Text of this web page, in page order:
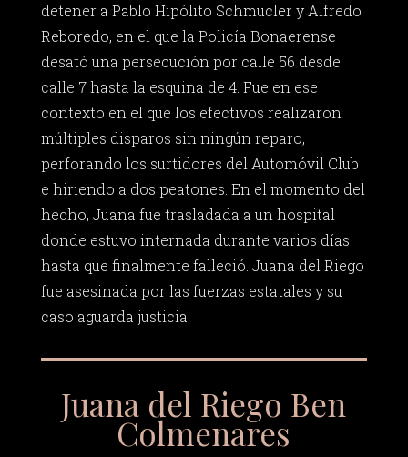
detener a Pablo Hipólito Schmucler y Alfredo
Reboredo, en el que la Policía Bonaerense
desató una persecución por calle 56 desde
calle 7 hasta la esquina de 4. Fue en ese
contexto en el que los efectivos realizaron
múltiples disparos sin ningún reparo,
perforando los surtidores del Automóvil Club
e hiriendo a dos peatones. En el momento del
hecho, Juana fue trasladada a un hospital
donde estuvo internada durante varios días
hasta que finalmente falleció. Juana del Riego
fue asesinada por las fuerzas estatales y su
caso aguarda justicia.
Juana del Riego Ben
Colmenares